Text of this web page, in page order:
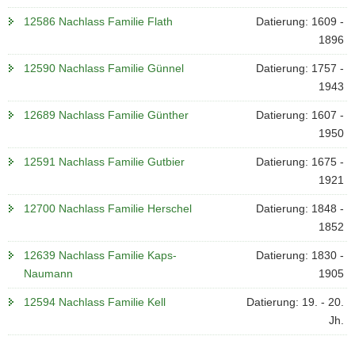
12586 Nachlass Familie Flath
Datierung: 1609 -
1896
12590 Nachlass Familie Günnel
Datierung: 1757 -
1943
12689 Nachlass Familie Günther
Datierung: 1607 -
1950
12591 Nachlass Familie Gutbier
Datierung: 1675 -
1921
12700 Nachlass Familie Herschel
Datierung: 1848 -
1852
12639 Nachlass Familie Kaps-
Naumann
Datierung: 1830 -
1905
12594 Nachlass Familie Kell
Datierung: 19. - 20.
Jh.